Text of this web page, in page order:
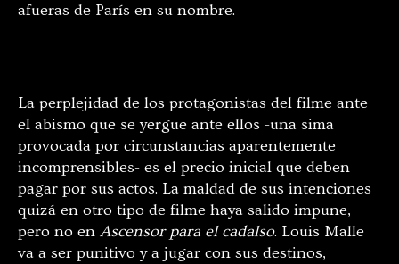
afueras de París en su nombre.
La perplejidad de los protagonistas del filme ante
el abismo que se yergue ante ellos -una sima
provocada por circunstancias aparentemente
incomprensibles- es el precio inicial que deben
pagar por sus actos. La maldad de sus intenciones
quizá en otro tipo de filme haya salido impune,
pero no en Ascensor para el cadalso. Louis Malle
va a ser punitivo y a jugar con sus destinos,